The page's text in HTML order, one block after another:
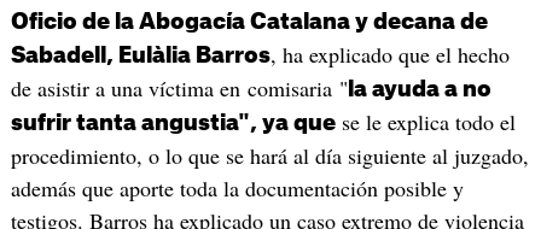
Oficio de la Abogacía Catalana y decana de
Sabadell, Eulàlia Barros, ha explicado que el hecho
de asistir a una víctima en comisaria " la ayuda a no
sufrir tanta angustia", ya quese le explica todo el
procedimiento, o lo que se hará al día siguiente al juzgado,
además que aporte toda la documentación posible y
testigos. Barros ha explicado un caso extremo de violencia